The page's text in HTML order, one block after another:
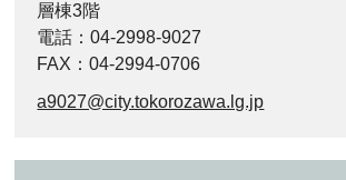
層棟3階
電話：04-2998-9027
FAX：04-2994-0706
a9027@city.tokorozawa.lg.jp